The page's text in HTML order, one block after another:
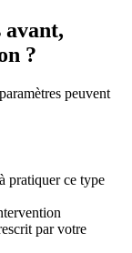
avant,
?
peuvent
pratiquer ce type
par votre